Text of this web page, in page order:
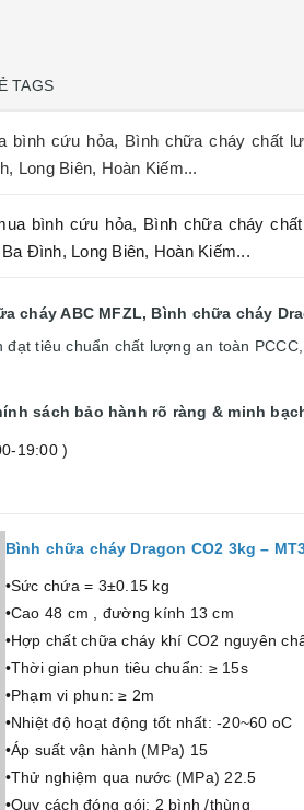
TAGS
bình cứu hỏa, Bình chữa cháy chất
Long Biên, Hoàn Kiếm...
bình cứu hỏa, Bình chữa cháy
Đình, Long Biên, Hoàn Kiếm...
cháy ABC MFZL, Bình chữa cháy
tiêu chuẩn chất lượng an toàn
sách bảo hành rõ ràng & minh
19:00 )
Bình chữa cháy Dragon CO2 3kg –
•Sức chứa = 3±0.15 kg
•Cao 48 cm , đường kính 13 cm
•Hợp chất chữa cháy khí CO2 nguyên
•Thời gian phun tiêu chuẩn: ≥ 15s
•Phạm vi phun: ≥ 2m
•Nhiệt độ hoạt động tốt nhất: -20~60 oC
•Áp suất vận hành (MPa) 15
•Thử nghiệm qua nước (MPa) 22.5
•Quy cách đóng gói: 2 bình /thùng